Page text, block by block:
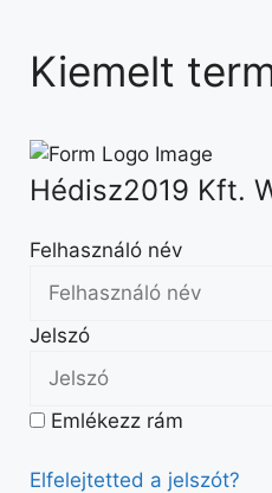
Kiemelt
Hédisz2019 Kft.
Felhasználó név
Jelszó
Emlékezz rám
Elfelejtetted a jelszót?